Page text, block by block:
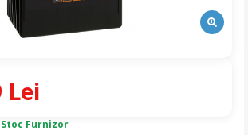
Furnizor
Lei